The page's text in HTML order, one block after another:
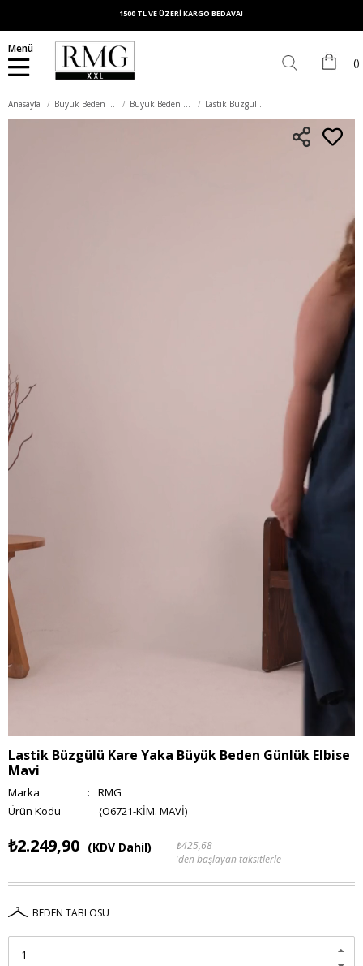
1500 TL VE ÜZERİ KARGO BEDAVA!
Menü
Anasayfa Büyük Beden Elbise Büyük Beden Günlük Elbise Lastik Büzgülü Kare Yaka Büyük Beden Günlük Elbise Mavi
Lastik Büzgülü Kare Yaka Büyük Beden Günlük Elbise
Mavi
Marka :
RMG
(O6721-KİM. MAVİ)
₺2.249,90 (KDV Dahil)
₺425,68
'den başlayan taksitlerle
BEDEN TABLOSU